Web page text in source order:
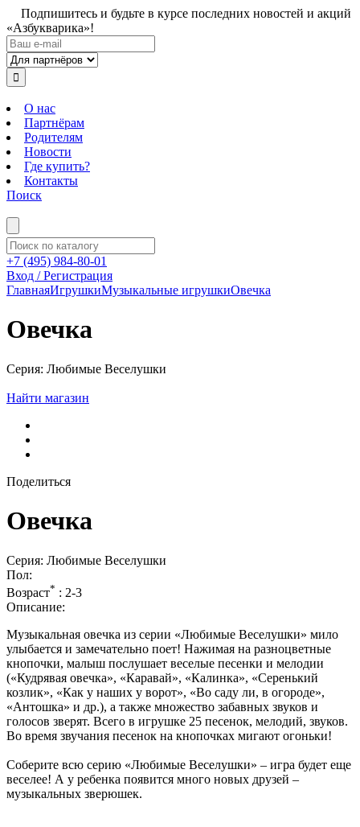
Подпишитесь и будьте в курсе последних новостей и акций
«Азбукварика»!
О нас
Партнёрам
Родителям
Новости
Где купить?
Контакты
Поиск
+7 (495) 984-80-01
Вход / Регистрация
ГлавнаяИгрушкиМузыкальные игрушкиОвечка
Овечка
Серия: Любимые Веселушки
Найти магазин
Поделиться
Овечка
Серия: Любимые Веселушки
Пол:
Возраст* : 2-3
Описание:
Музыкальная овечка из серии «Любимые Веселушки» мило
улыбается и замечательно поет! Нажимая на разноцветные
кнопочки, малыш послушает веселые песенки и мелодии
(«Кудрявая овечка», «Каравай», «Калинка», «Серенький
козлик», «Как у наших у ворот», «Во саду ли, в огороде»,
«Антошка» и др.), а также множество забавных звуков и
голосов зверят. Всего в игрушке 25 песенок, мелодий, звуков.
Во время звучания песенок на кнопочках мигают огоньки!
Соберите всю серию «Любимые Веселушки» – игра будет еще
веселее! А у ребенка появится много новых друзей –
музыкальных зверюшек.